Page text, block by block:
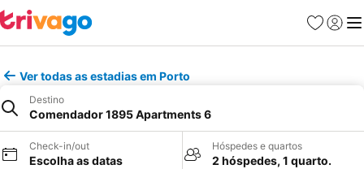
Favoritos
Iniciar
Ver todas as estadias em Porto
Destino
Comendador 1895 Apartments 6
Check-in/out
Escolha as datas
Hóspedes e quartos
2 hóspedes, 1 quarto.